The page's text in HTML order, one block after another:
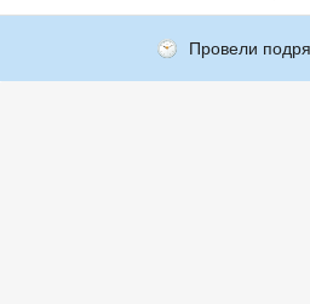
Провели